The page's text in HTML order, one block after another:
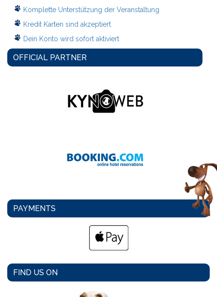
Komplette Unterstützung der Veranstaltung
Kredit Karten sind akzeptiert
Dein Konto wird sofort aktiviert
OFFICIAL PARTNER
PAYMENTS
FIND US ON